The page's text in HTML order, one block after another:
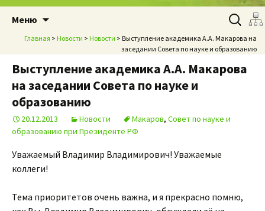
Меню Найти:
Главная > Новости > Новости > Выступление академика А.А. Макарова на
заседании Совета по науке и образованию
Выступление академика А.А. Макарова
на заседании Совета по науке и
образованию
20.12.2013 Новости Макаров, Совет по науке и
образованию при Президенте РФ
Уважаемый Владимир Владимирович! Уважаемые
коллеги!
Тема приоритетов очень важна, и я прекрасно помню,